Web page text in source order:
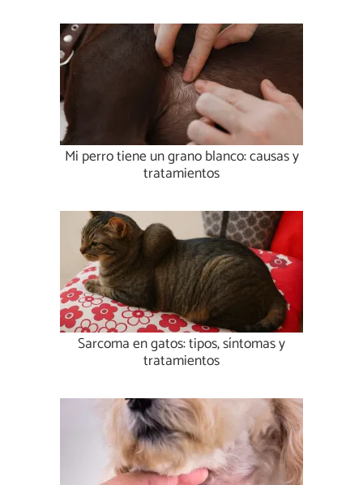
Mi perro tiene un grano blanco: causas y
tratamientos
Sarcoma en gatos: tipos, síntomas y
tratamientos